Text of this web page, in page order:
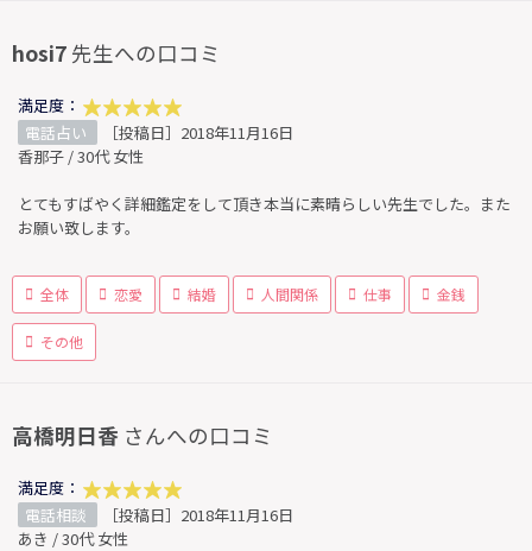
hosi7 先生への口コミ
満足度：
電話占い
［投稿日］2018年11月16日
香那子 / 30代 女性
とてもすばやく詳細鑑定をして頂き本当に素晴らしい先生でした。また
お願い致します。
全体 恋愛 結婚 人間関係 仕事 金銭
その他
高橋明日香 さんへの口コミ
満足度：
電話相談
［投稿日］2018年11月16日
あき / 30代 女性